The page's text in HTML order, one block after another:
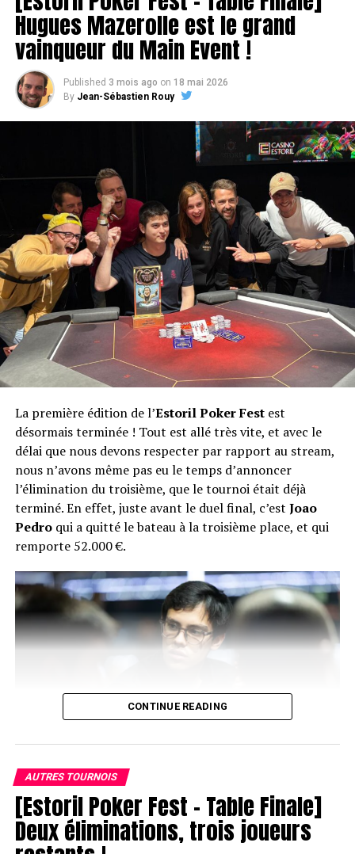
Hugues Mazerolle est le grand
vainqueur du Main Event !
Published 3 mois ago on 18 mai 2026
By Jean-Sébastien Rouy
La première édition de l’Estoril Poker Festest
désormais terminée ! Tout est allé très vite, et avec le
délai que nous devons respecter par rapport au stream,
nous n’avons même pas eu le temps d’annoncer
l’élimination du troisième, que le tournoi était déjà
terminé. En effet, juste avant le duel final, c’est Joao
Pedroqui a quitté le bateau à la troisième place, et qui
remporte 52.000 €.
Joao Pedro
Juste après son élimination, le head’s up a donc eu lieu
CONTINUE READING
AUTRES TOURNOIS
[Estoril Poker Fest – Table Finale]
Deux éliminations, trois joueurs